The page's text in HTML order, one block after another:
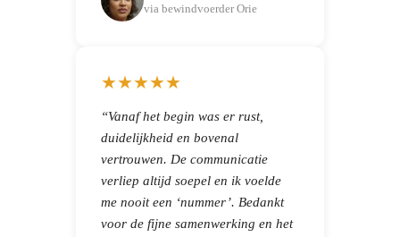
via bewindvoerder Orie
★★★★★
“Vanaf het begin was er rust,
duidelijkheid en bovenal
vertrouwen. De communicatie
verliep altijd soepel en ik voelde
me nooit een ‘nummer’. Bedankt
voor de fijne samenwerking en het